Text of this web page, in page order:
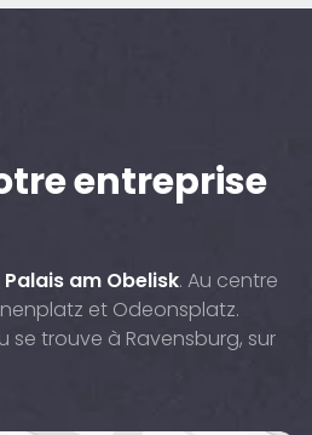
entreprise
am Obelisk. Au centre
et Odeonsplatz.
se trouve à Ravensburg, sur